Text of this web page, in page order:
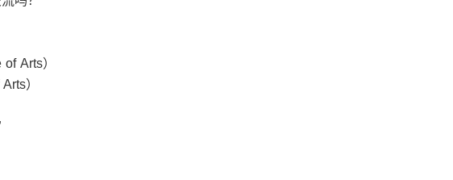
Arts）
）